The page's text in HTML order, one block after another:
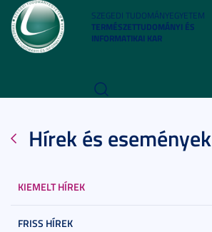
SZEGEDI TUDOMÁNYEGYETEM
TERMÉSZETTUDOMÁNYI ÉS
INFORMATIKAI KAR
Hírek és események
KIEMELT HÍREK
FRISS HÍREK